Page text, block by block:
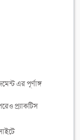
এর পূর্ণাঙ্গ
প্র্যাকটিস